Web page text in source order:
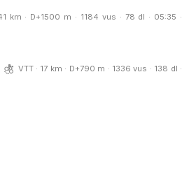
km · D+1500 m · 1184 vus · 78 dl · 05:35 ·
VTT · 17 km · D+790 m · 1336 vus · 138 dl ·